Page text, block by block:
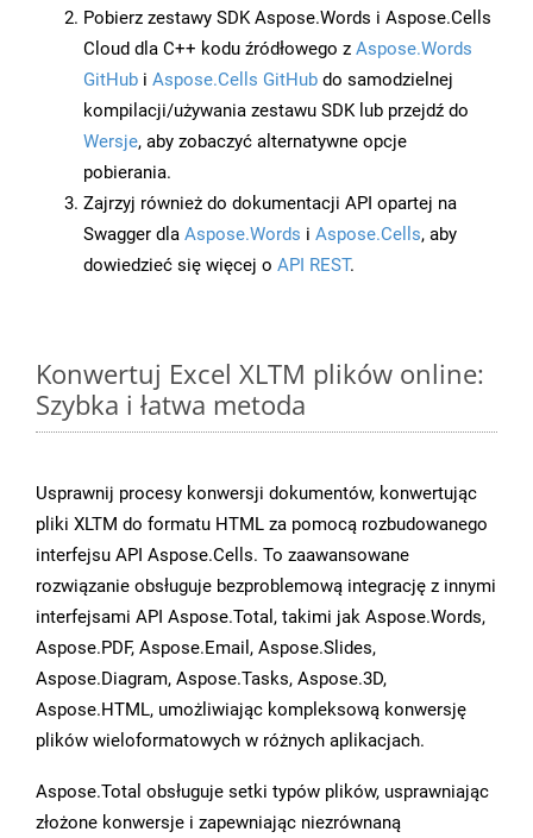
Pobierz zestawy SDK Aspose.Words i Aspose.Cells
Cloud dla C++ kodu źródłowego z Aspose.Words
GitHub i Aspose.Cells GitHub do samodzielnej
kompilacji/używania zestawu SDK lub przejdź do
Wersje, aby zobaczyć alternatywne opcje
pobierania.
Zajrzyj również do dokumentacji API opartej na
Swagger dla Aspose.Words i Aspose.Cells, aby
dowiedzieć się więcej o API REST.
Konwertuj Excel XLTM plików online:
Szybka i łatwa metoda
Usprawnij procesy konwersji dokumentów, konwertując
pliki XLTM do formatu HTML za pomocą rozbudowanego
interfejsu API Aspose.Cells. To zaawansowane
rozwiązanie obsługuje bezproblemową integrację z innymi
interfejsami API Aspose.Total, takimi jak Aspose.Words,
Aspose.PDF, Aspose.Email, Aspose.Slides,
Aspose.Diagram, Aspose.Tasks, Aspose.3D,
Aspose.HTML, umożliwiając kompleksową konwersję
plików wieloformatowych w różnych aplikacjach.
Aspose.Total obsługuje setki typów plików, usprawniając
złożone konwersje i zapewniając niezrównaną